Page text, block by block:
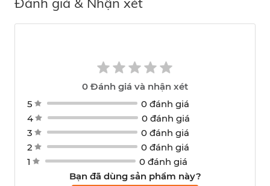
0 Đánh giá và nhận xét
5
0 đánh giá
4
0 đánh giá
3
0 đánh giá
2
0 đánh giá
1
0 đánh giá
Bạn đã dùng sản phẩm này?